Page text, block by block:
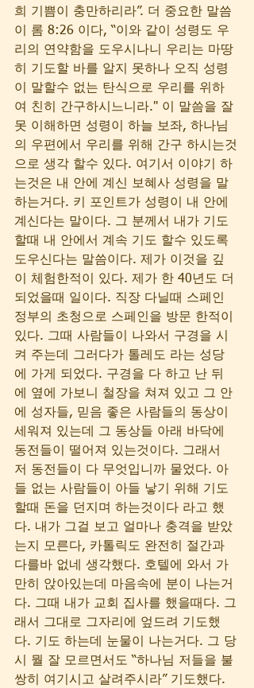
희 기쁨이 충만하리라”. 더 중요한 말씀
이 롬 8:26 이다, “이와 같이 성령도 우
리의 연약함을 도우시나니 우리는 마땅
히 기도할 바를 알지 못하나 오직 성령
이 말할수 없는 탄식으로 우리를 위하
여 친히 간구하시느니라." 이 말씀을 잘
못 이해하면 성령이 하늘 보좌, 하나님
의 우편에서 우리를 위해 간구 하시는것
으로 생각 할수 있다. 여기서 이야기 하
는것은 내 안에 계신 보혜사 성령을 말
하는거다. 키 포인트가 성령이 내 안에
계신다는 말이다. 그 분께서 내가 기도
할때 내 안에서 계속 기도 할수 있도록
도우신다는 말씀이다. 제가 이것을 깊
이 체험한적이 있다. 제가 한 40년도 더
되었을때 일이다. 직장 다닐때 스페인
정부의 초청으로 스페인을 방문 한적이
있다. 그때 사람들이 나와서 구경을 시
켜 주는데 그러다가 톨레도 라는 성당
에 가게 되었다. 구경을 다 하고 난 뒤
에 옆에 가보니 철장을 쳐져 있고 그 안
에 성자들, 믿음 좋은 사람들의 동상이
세워져 있는데 그 동상들 아래 바닥에
동전들이 떨어져 있는것이다. 그래서
저 동전들이 다 무엇입니까 물었다. 아
들 없는 사람들이 아들 낳기 위해 기도
할때 돈을 던지며 하는것이다 라고 했
다. 내가 그걸 보고 얼마나 충격을 받았
는지 모른다, 카톨릭도 완전히 절간과
다를바 없네 생각했다. 호텔에 와서 가
만히 앉아있는데 마음속에 분이 나는거
다. 그때 내가 교회 집사를 했을때다. 그
래서 그대로 그자리에 엎드려 기도했
다. 기도 하는데 눈물이 나는거다. 그 당
시 뭘 잘 모르면서도 “하나님 저들을 불
쌍히 여기시고 살려주시라” 기도했다.